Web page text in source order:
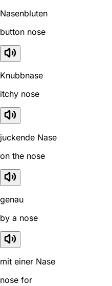
Nasenbluten
button nose
Knubbnase
itchy nose
juckende Nase
on the nose
genau
by a nose
mit einer Nase
nose for